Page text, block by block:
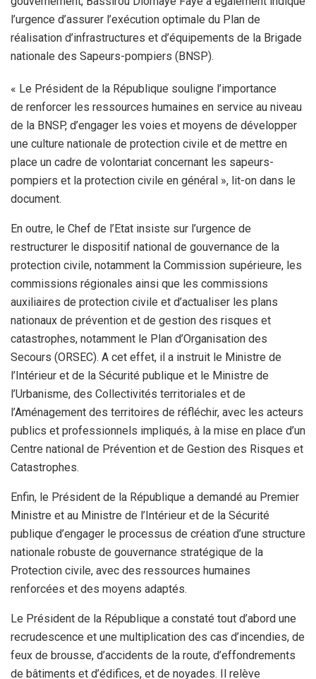
l’urgence d’assurer l’exécution optimale du Plan de
réalisation d’infrastructures et d’équipements de la Brigade
nationale des Sapeurs-pompiers (BNSP).
« Le Président de la République souligne l’importance
de renforcer les ressources humaines en service au niveau
de la BNSP, d’engager les voies et moyens de développer
une culture nationale de protection civile et de mettre en
place un cadre de volontariat concernant les sapeurs-
pompiers et la protection civile en général », lit-on dans le
document.
En outre, le Chef de l’Etat insiste sur l’urgence de
restructurer le dispositif national de gouvernance de la
protection civile, notamment la Commission supérieure, les
commissions régionales ainsi que les commissions
auxiliaires de protection civile et d’actualiser les plans
nationaux de prévention et de gestion des risques et
catastrophes, notamment le Plan d’Organisation des
Secours (ORSEC). A cet effet, il a instruit le Ministre de
l’Intérieur et de la Sécurité publique et le Ministre de
l’Urbanisme, des Collectivités territoriales et de
l’Aménagement des territoires de réfléchir, avec les acteurs
publics et professionnels impliqués, à la mise en place d’un
Centre national de Prévention et de Gestion des Risques et
Catastrophes.
Enfin, le Président de la République a demandé au Premier
Ministre et au Ministre de l’Intérieur et de la Sécurité
publique d’engager le processus de création d’une structure
nationale robuste de gouvernance stratégique de la
Protection civile, avec des ressources humaines
renforcées et des moyens adaptés.
Le Président de la République a constaté tout d’abord une
recrudescence et une multiplication des cas d’incendies, de
feux de brousse, d’accidents de la route, d’effondrements
de bâtiments et d’édifices, et de noyades. Il relève